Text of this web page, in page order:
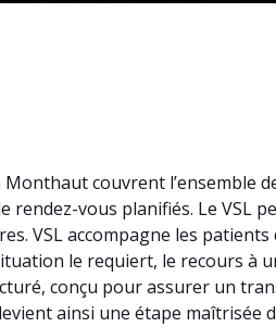
couvrent l’ensemble
rendez-vous planifiés. Le
VSL accompagne les
le requiert, le recours à
conçu pour assurer un
ainsi une étape maîtrisée